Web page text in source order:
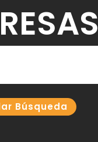
Búsqueda